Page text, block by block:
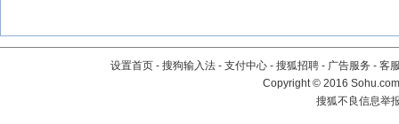
设置首页 - 搜狗输入法 - 支付中心 - 搜狐招聘 - 广告服务 - 客
Copyright©2016
搜狐不良信息举